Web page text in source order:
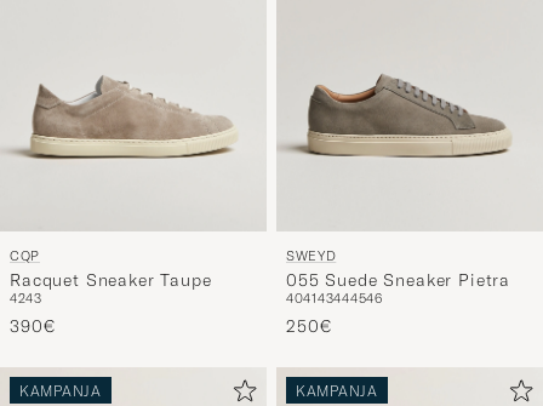
Racquet Sneaker Taupe
4243
055 Suede Sneaker Pietra
404143444546
KAMPANJA KAMPANJA